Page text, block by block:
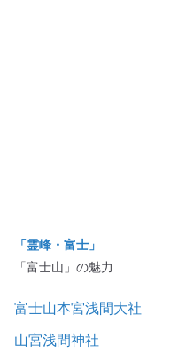
「霊峰・富士」
「富士山」の魅力
富士山本宮浅間大社
山宮浅間神社